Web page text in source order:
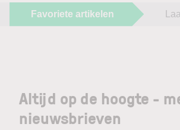
Favoriete artikelen
Altijd op de hoogte -
nieuwsbrieven